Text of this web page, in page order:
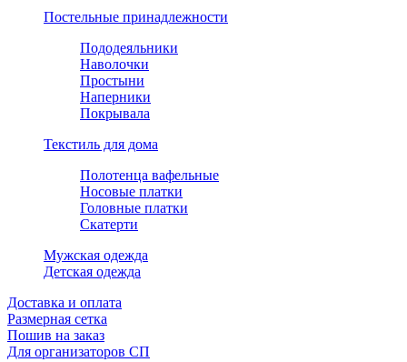
Постельные принадлежности
Пододеяльники
Наволочки
Простыни
Наперники
Покрывала
Текстиль для дома
Полотенца вафельные
Носовые платки
Головные платки
Скатерти
Мужская одежда
Детская одежда
Доставка и оплата
Размерная сетка
Пошив на заказ
Для организаторов СП